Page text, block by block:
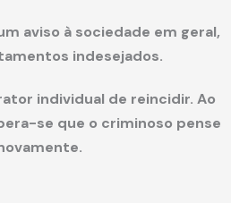
aviso à sociedade em geral,
indesejados.
individual de reincidir. Ao
se que o criminoso pense